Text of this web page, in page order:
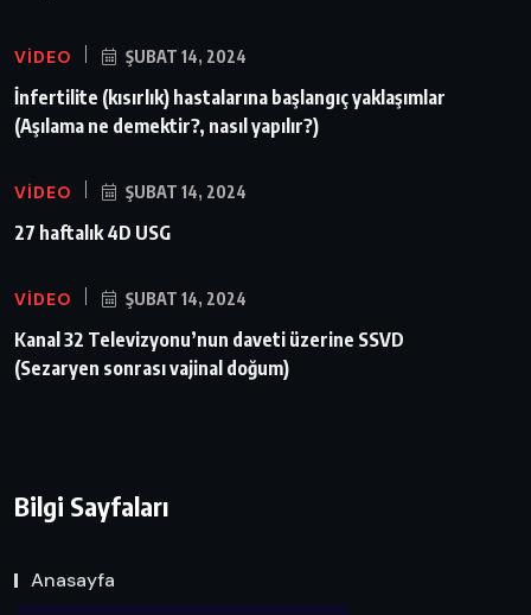
VIDEO ŞUBAT 14, 2024
İnfertilite (kısırlık) hastalarına başlangıç yaklaşımlar
(Aşılama ne demektir?, nasıl yapılır?)
VIDEO ŞUBAT 14, 2024
27 haftalık 4D USG
VIDEO ŞUBAT 14, 2024
Kanal 32 Televizyonu’nun daveti üzerine SSVD
(Sezaryen sonrası vajinal doğum)
Bilgi Sayfaları
Anasayfa